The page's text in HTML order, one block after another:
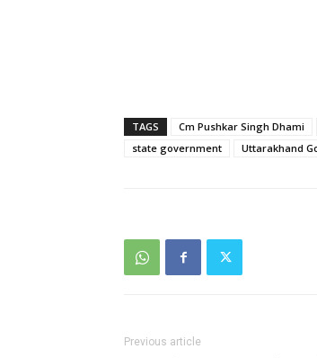
TAGS Cm Pushkar Singh Dhami
state government
Uttarakhand
Previous article